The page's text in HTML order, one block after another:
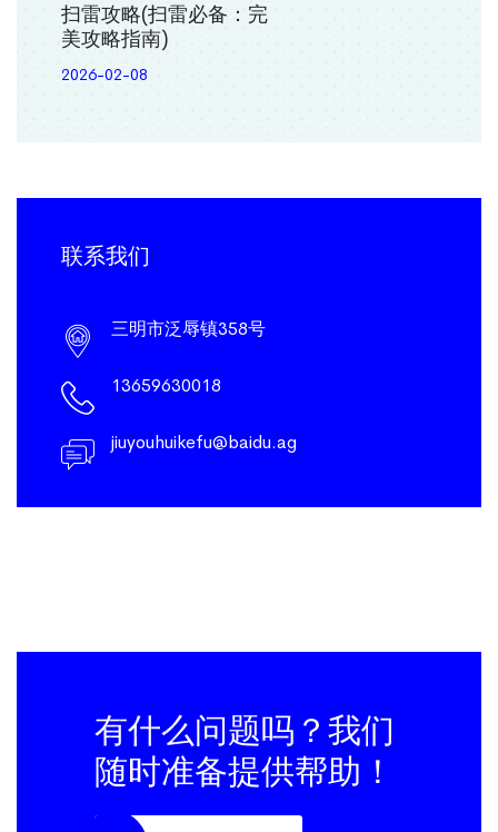
扫雷攻略(扫雷必备：完
美攻略指南)
2026-02-08
联系我们
三明市泛辱镇358号
13659630018
jiuyouhuikefu@baidu.ag
有什么问题吗？我们
随时准备提供帮助！